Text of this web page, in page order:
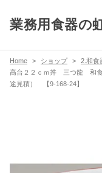
業務用食器の
Home ショップ 2.和食
高台２２ｃｍ丼 三つ龍 和
途見積） 【9-168-24】